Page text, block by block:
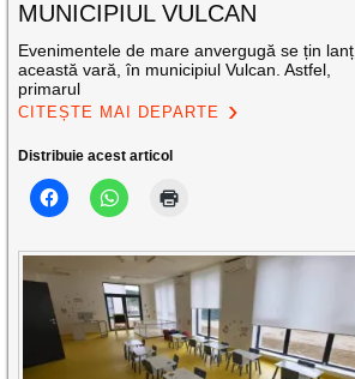
MUNICIPIUL VULCAN
Evenimentele de mare anvergugă se țin
această vară, în municipiul Vulcan. Astfel,
primarul
CITEȘTE MAI DEPARTE
Distribuie acest articol